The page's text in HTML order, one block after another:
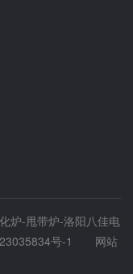
工程：构建内在
度对其抗氧化性能
的配合，能够有
使石墨纯度显著提
能的有效途径。碳
化硅保护层，有效
大大减少氧的扩散
能力，能够封闭从
生的裂纹。04 温
的隐患温度不均匀
恢复生产的情况。
大的问题有维保的
这么鲜明，就
凝炉|高温热处理
炉-甩带炉-洛阳八佳电
号-1
网站